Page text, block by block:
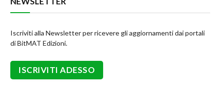
Iscriviti alla Newsletter per ricevere gli aggiornamenti dai portali
di BitMAT Edizioni.